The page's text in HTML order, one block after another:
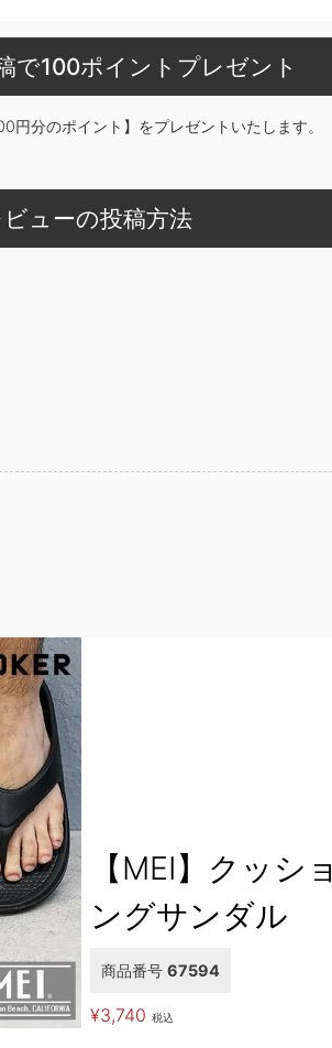
で100ポイントプレゼント
円分のポイント】をプレゼントいたします。
ビューの投稿方法
【MEI】クッシ
ングサンダル
商品番号 67594
¥3,740 税込